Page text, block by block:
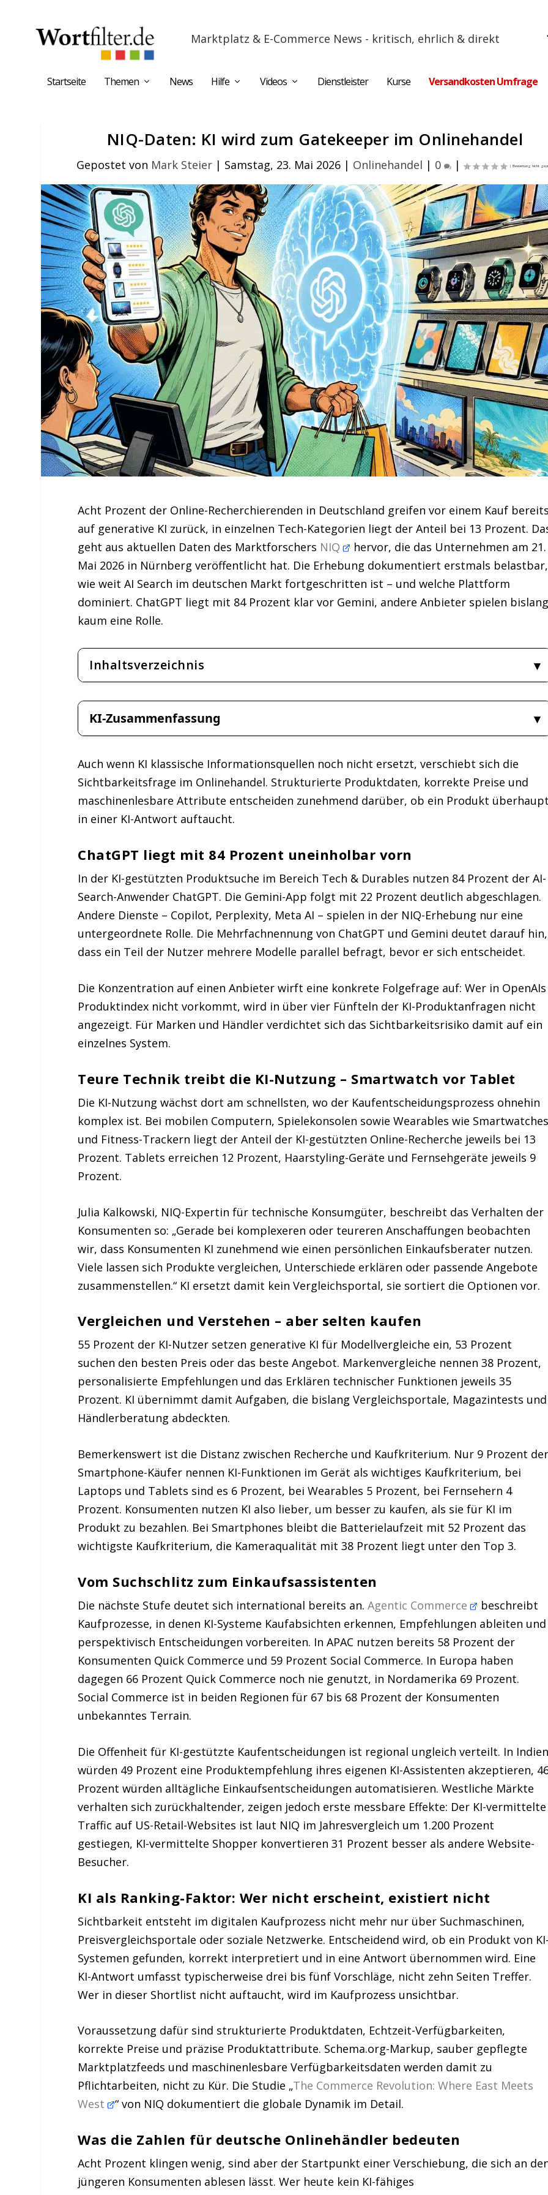
Marktplatz & E-Commerce News - kritisch, ehrlich & direkt
Startseite Themen News Hilfe Videos Dienstleister Kurse Versandkosten Umfrage
NIQ-Daten: KI wird zum Gatekeeper im Onlinehandel
Gepostet von Mark Steier | Samstag, 23. Mai 2026 | Onlinehandel | 0 |
Acht Prozent der Online-Recherchierenden in Deutschland greifen vor einem Kauf
auf generative KI zurück, in einzelnen Tech-Kategorien liegt der Anteil bei 13 Prozent.
geht aus aktuellen Daten des Marktforschers NIQ
hervor, die das Unternehmen am 21.
Mai 2026 in Nürnberg veröffentlicht hat. Die Erhebung dokumentiert erstmals belastbar,
wie weit AI Search im deutschen Markt fortgeschritten ist – und welche Plattform
dominiert. ChatGPT liegt mit 84 Prozent klar vor Gemini, andere Anbieter spielen
kaum eine Rolle.
Inhaltsverzeichnis
KI-Zusammenfassung
Auch wenn KI klassische Informationsquellen noch nicht ersetzt, verschiebt sich die
Sichtbarkeitsfrage im Onlinehandel. Strukturierte Produktdaten, korrekte Preise und
maschinenlesbare Attribute entscheiden zunehmend darüber, ob ein Produkt
in einer KI-Antwort auftaucht.
ChatGPT liegt mit 84 Prozent uneinholbar vorn
In der KI-gestützten Produktsuche im Bereich Tech & Durables nutzen 84 Prozent der AI-
Search-Anwender ChatGPT. Die Gemini-App folgt mit 22 Prozent deutlich abgeschlagen.
Andere Dienste – Copilot, Perplexity, Meta AI – spielen in der NIQ-Erhebung nur eine
untergeordnete Rolle. Die Mehrfachnennung von ChatGPT und Gemini deutet darauf hin,
dass ein Teil der Nutzer mehrere Modelle parallel befragt, bevor er sich entscheidet.
Die Konzentration auf einen Anbieter wirft eine konkrete Folgefrage auf: Wer in OpenAIs
Produktindex nicht vorkommt, wird in über vier Fünfteln der KI-Produktanfragen nicht
angezeigt. Für Marken und Händler verdichtet sich das Sichtbarkeitsrisiko damit auf ein
einzelnes System.
Teure Technik treibt die KI-Nutzung – Smartwatch vor Tablet
Die KI-Nutzung wächst dort am schnellsten, wo der Kaufentscheidungsprozess ohnehin
komplex ist. Bei mobilen Computern, Spielekonsolen sowie Wearables wie
und Fitness-Trackern liegt der Anteil der KI-gestützten Online-Recherche jeweils bei 13
Prozent. Tablets erreichen 12 Prozent, Haarstyling-Geräte und Fernsehgeräte jeweils 9
Prozent.
Julia Kalkowski, NIQ-Expertin für technische Konsumgüter, beschreibt das Verhalten der
Konsumenten so: „Gerade bei komplexeren oder teureren Anschaffungen beobachten
wir, dass Konsumenten KI zunehmend wie einen persönlichen Einkaufsberater nutzen.
Viele lassen sich Produkte vergleichen, Unterschiede erklären oder passende Angebote
zusammenstellen.“ KI ersetzt damit kein Vergleichsportal, sie sortiert die Optionen vor.
Vergleichen und Verstehen – aber selten kaufen
55 Prozent der KI-Nutzer setzen generative KI für Modellvergleiche ein, 53 Prozent
suchen den besten Preis oder das beste Angebot. Markenvergleiche nennen 38 Prozent,
personalisierte Empfehlungen und das Erklären technischer Funktionen jeweils 35
Prozent. KI übernimmt damit Aufgaben, die bislang Vergleichsportale, Magazintests und
Händlerberatung abdeckten.
Bemerkenswert ist die Distanz zwischen Recherche und Kaufkriterium. Nur 9 Prozent
Smartphone-Käufer nennen KI-Funktionen im Gerät als wichtiges Kaufkriterium, bei
Laptops und Tablets sind es 6 Prozent, bei Wearables 5 Prozent, bei Fernsehern 4
Prozent. Konsumenten nutzen KI also lieber, um besser zu kaufen, als sie für KI im
Produkt zu bezahlen. Bei Smartphones bleibt die Batterielaufzeit mit 52 Prozent das
wichtigste Kaufkriterium, die Kameraqualität mit 38 Prozent liegt unter den Top 3.
Vom Suchschlitz zum Einkaufsassistenten
Die nächste Stufe deutet sich international bereits an.Agentic Commerce
beschreibt
Kaufprozesse, in denen KI-Systeme Kaufabsichten erkennen, Empfehlungen ableiten und
perspektivisch Entscheidungen vorbereiten. In APAC nutzen bereits 58 Prozent der
Konsumenten Quick Commerce und 59 Prozent Social Commerce. In Europa haben
dagegen 66 Prozent Quick Commerce noch nie genutzt, in Nordamerika 69 Prozent.
Social Commerce ist in beiden Regionen für 67 bis 68 Prozent der Konsumenten
unbekanntes Terrain.
Die Offenheit für KI-gestützte Kaufentscheidungen ist regional ungleich verteilt. In
würden 49 Prozent eine Produktempfehlung ihres eigenen KI-Assistenten akzeptieren,
Prozent würden alltägliche Einkaufsentscheidungen automatisieren. Westliche Märkte
verhalten sich zurückhaltender, zeigen jedoch erste messbare Effekte: Der KI-vermittelte
Traffic auf US-Retail-Websites ist laut NIQ im Jahresvergleich um 1.200 Prozent
gestiegen, KI-vermittelte Shopper konvertieren 31 Prozent besser als andere Website-
Besucher.
KI als Ranking-Faktor: Wer nicht erscheint, existiert nicht
Sichtbarkeit entsteht im digitalen Kaufprozess nicht mehr nur über Suchmaschinen,
Preisvergleichsportale oder soziale Netzwerke. Entscheidend wird, ob ein Produkt von
Systemen gefunden, korrekt interpretiert und in eine Antwort übernommen wird. Eine
KI-Antwort umfasst typischerweise drei bis fünf Vorschläge, nicht zehn Seiten Treffer.
Wer in dieser Shortlist nicht auftaucht, wird im Kaufprozess unsichtbar.
Voraussetzung dafür sind strukturierte Produktdaten, Echtzeit-Verfügbarkeiten,
korrekte Preise und präzise Produktattribute. Schema.org-Markup, sauber gepflegte
Marktplatzfeeds und maschinenlesbare Verfügbarkeitsdaten werden damit zu
Pflichtarbeiten, nicht zu Kür. Die Studie „The Commerce Revolution: Where East Meets
West “ von NIQ dokumentiert die globale Dynamik im Detail.
Was die Zahlen für deutsche Onlinehändler bedeuten
Acht Prozent klingen wenig, sind aber der Startpunkt einer Verschiebung, die sich an
jüngeren Konsumenten ablesen lässt. Wer heute kein KI-fähiges